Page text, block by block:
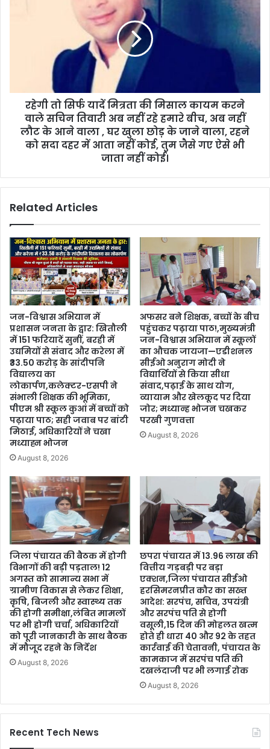
रहेगी तो सिर्फ यादें मित्रता की मिसाल कायम करने
वाले सचिन तिवारी अब नहीं रहे हमारे बीच, अब नहीं
लौट के आने वाला , घर खुला छोड़ के जाने वाला, रहने
को सदा दहर में आता नहीं कोई, तुम जैसे गए ऐसे भी
जाता नहीं कोई।
Related Articles
जन-विश्वास अभियान में
प्रशासन जनता के द्वार: खितौली
में 151 फरियादें सुनीं, बरही में
उद्यमियों से संवाद और करेला में
₹33.50 करोड़ के सांदीपनि
विद्यालय का
लोकार्पण,कलेक्टर-एसपी ने
संभाली शिक्षक की भूमिका,
पीएम श्री स्कूल कुआं में बच्चों को
पढ़ाया पाठ; सही जवाब पर बांटी
मिठाई, अधिकारियों ने चखा
मध्याह्न भोजन
August 8, 2026
अफसर बने शिक्षक, बच्चों के बीच
पहुंचकर पढ़ाया पाठ!,मुख्यमंत्री
जन-विश्वास अभियान में स्कूलों
का औचक जायजा—एडीशनल
सीईओ अनुराग मोदी ने
विद्यार्थियों से किया सीधा
संवाद,पढ़ाई के साथ योग,
व्यायाम और खेलकूद पर दिया
जोर; मध्यान्ह भोजन चखकर
परखी गुणवत्ता
August 8, 2026
जिला पंचायत की बैठक में होगी
विभागों की बड़ी पड़ताल! 12
अगस्त को सामान्य सभा में
ग्रामीण विकास से लेकर शिक्षा,
कृषि, बिजली और स्वास्थ्य तक
की होगी समीक्षा,लंबित मामलों
पर भी होगी चर्चा, अधिकारियों
को पूरी जानकारी के साथ बैठक
में मौजूद रहने के निर्देश
August 8, 2026
छपरा पंचायत में 13.96 लाख की
वित्तीय गड़बड़ी पर बड़ा
एक्शन,जिला पंचायत सीईओ
हरसिमरनप्रीत कौर का सख्त
आदेश: सरपंच, सचिव, उपयंत्री
और सरपंच पति से होगी
वसूली,15 दिन की मोहलत खत्म
होते ही धारा 40 और 92 के तहत
कार्रवाई की चेतावनी, पंचायत के
कामकाज में सरपंच पति की
दखलंदाजी पर भी लगाई रोक
August 8, 2026
Recent Tech News